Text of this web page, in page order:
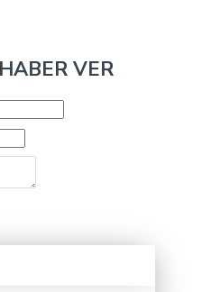
VER